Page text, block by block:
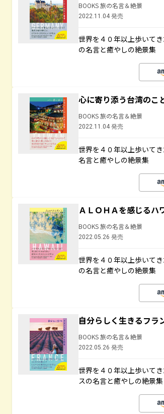
BOOKS 旅の名言＆絶景
2022.11.04 発売
世界を４０年以上歩いて
の名言と癒やしの絶景集
心に寄り添う台湾のこ
BOOKS 旅の名言＆絶景
2022.11.04 発売
世界を４０年以上歩いて
名言と癒やしの絶景集
ＡＬＯＨＡを感じるハ
BOOKS 旅の名言＆絶景
2022.05.26 発売
世界を４０年以上歩いて
の名言と癒やしの絶景集
自分らしく生きるフラ
BOOKS 旅の名言＆絶景
2022.05.26 発売
世界を４０年以上歩いて
スの名言と癒やしの絶景集